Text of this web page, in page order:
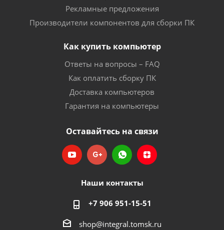
Рекламные предложения
Производители компонентов для сборки ПК
Как купить компьютер
Ответы на вопросы – FAQ
Как оплатить сборку ПК
Доставка компьютеров
Гарантия на компьютеры
Оставайтесь на связи
Наши контакты
+7 906 951-15-51
shop@integral.tomsk.ru